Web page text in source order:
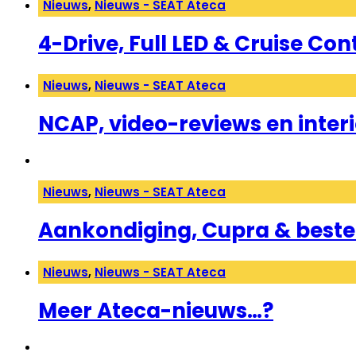
Nieuws, Nieuws - SEAT Ateca
4-Drive, Full LED & Cruise
Nieuws, Nieuws - SEAT Ateca
NCAP, video-reviews en
Nieuws, Nieuws - SEAT Ateca
Aankondiging, Cupra &
Nieuws, Nieuws - SEAT Ateca
Meer Ateca-nieuws…?